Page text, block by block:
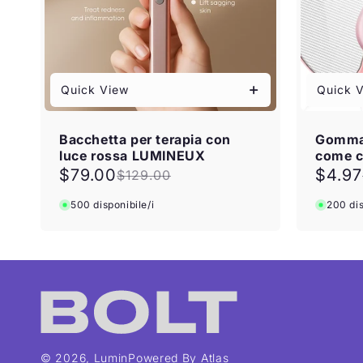
Quick View
Bacchetta per terapia con
luce rossa LUMINEUX
Prezzo
scontato
$79.00
Prezzo
di
$129.00
500 disponibile/i
Quick
come
$4.97
di200
© 2026, LuminPowered By Atlas